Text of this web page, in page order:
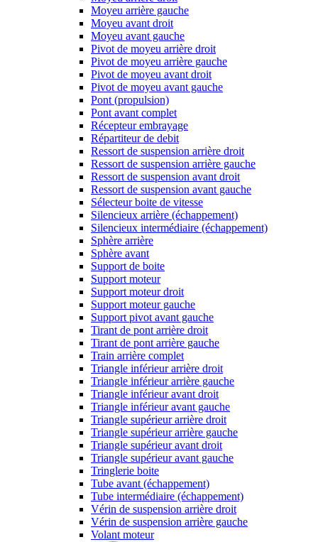
Moyeu arrière gauche
Moyeu avant droit
Moyeu avant gauche
Pivot de moyeu arrière droit
Pivot de moyeu arrière gauche
Pivot de moyeu avant droit
Pivot de moyeu avant gauche
Pont (propulsion)
Pont avant complet
Récepteur embrayage
Répartiteur de debit
Ressort de suspension arrière droit
Ressort de suspension arrière gauche
Ressort de suspension avant droit
Ressort de suspension avant gauche
Sélecteur boite de vitesse
Silencieux arrière (échappement)
Silencieux intermédiaire (échappement)
Sphère arrière
Sphère avant
Support de boite
Support moteur
Support moteur droit
Support moteur gauche
Support pivot avant gauche
Tirant de pont arrière droit
Tirant de pont arrière gauche
Train arrière complet
Triangle inférieur arrière droit
Triangle inférieur arrière gauche
Triangle inférieur avant droit
Triangle inférieur avant gauche
Triangle supérieur arrière droit
Triangle supérieur arrière gauche
Triangle supérieur avant droit
Triangle supérieur avant gauche
Tringlerie boite
Tube avant (échappement)
Tube intermédiaire (échappement)
Vérin de suspension arrière droit
Vérin de suspension arrière gauche
Volant moteur